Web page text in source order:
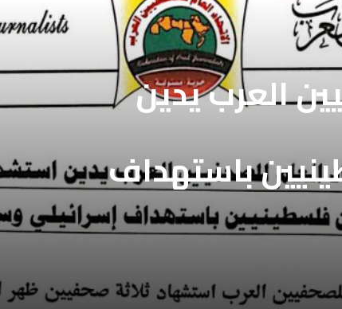
العرب يدين
باستهداف
غزة